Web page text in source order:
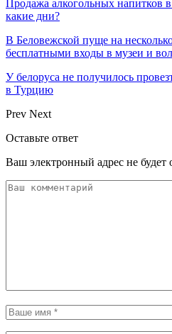
Продажа алкогольных напитков
какие дни?
В Беловежской пуще на
бесплатными входы в музеи и
У белоруса не получилось
в Турцию
Prev Next
Оставьте ответ
Ваш электронный адрес не будет